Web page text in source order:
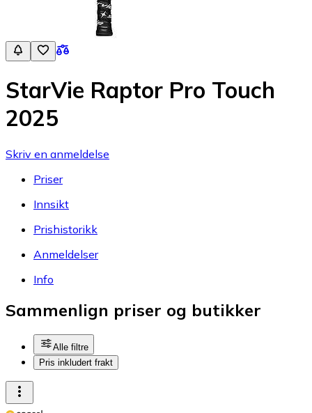
StarVie Raptor Pro Touch
2025
Skriv en anmeldelse
Priser
Innsikt
Prishistorikk
Anmeldelser
Info
Sammenlign priser og butikker
Alle filtre
Pris inkludert frakt